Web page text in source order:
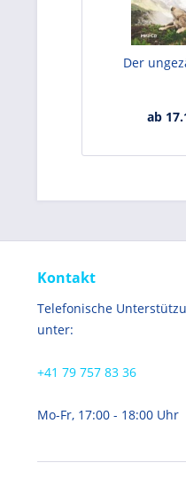
Der
ab
Kontakt
Telefonische
unter:
+41 79 757 83 36
Mo-Fr, 17:00 - 18:00 Uhr